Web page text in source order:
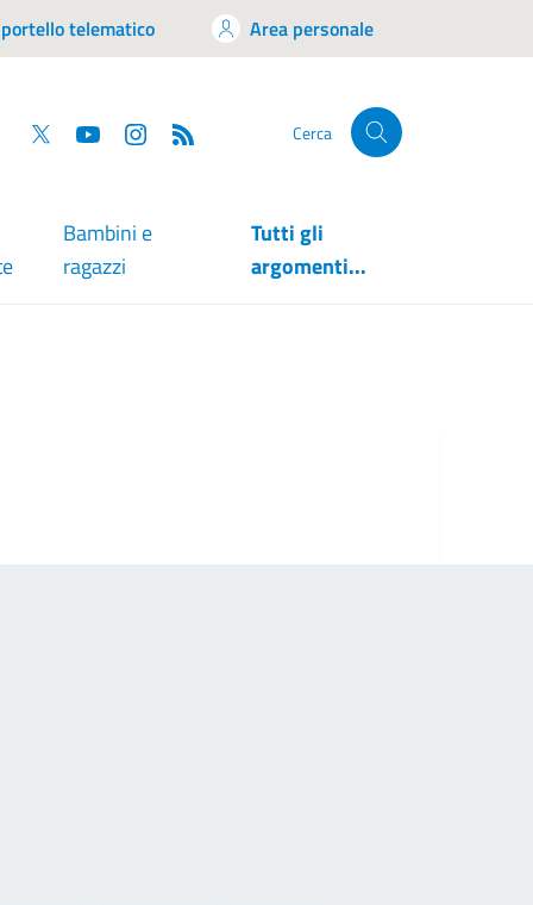
telematico Area personale
Facebook
Twitter YouTube Cerca
Bambini e
ragazzi
Tutti gli
argomenti...